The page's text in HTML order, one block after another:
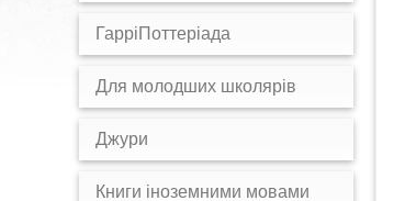
ГарріПоттеріада
Для молодших школярів
Джури
Книги іноземними мовами